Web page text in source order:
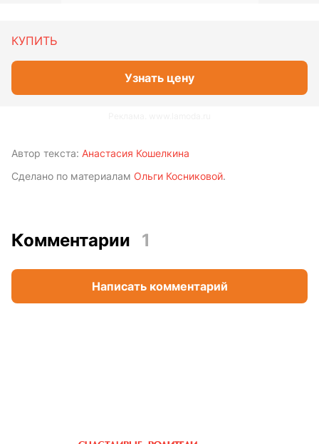
КУПИТЬ
Узнать цену
Автор текста: Анастасия Кошелкина
Сделано по материалам Ольги Косниковой.
Комментарии 1
Написать комментарий